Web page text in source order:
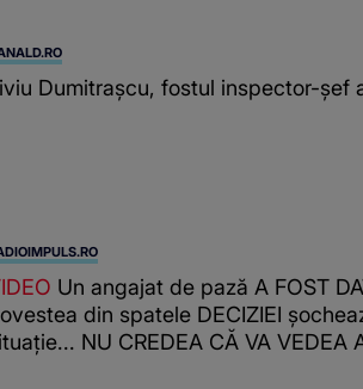
Dumitrașcu, fostul inspector-șef
Un angajat de pază A FOST
din spatele DECIZIEI
NU CREDEA CĂ VA VEDEA